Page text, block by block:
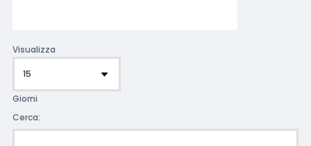
Visualizza
Giorni
Cerca: